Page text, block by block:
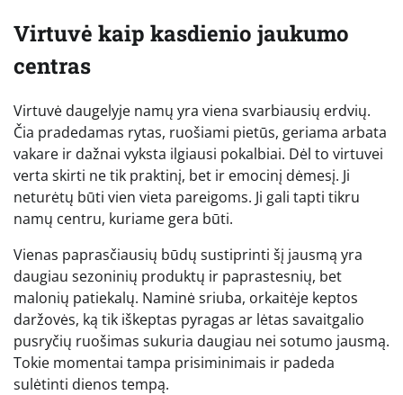
Virtuvė kaip kasdienio jaukumo
centras
Virtuvė daugelyje namų yra viena svarbiausių erdvių.
Čia pradedamas rytas, ruošiami pietūs, geriama arbata
vakare ir dažnai vyksta ilgiausi pokalbiai. Dėl to virtuvei
verta skirti ne tik praktinį, bet ir emocinį dėmesį. Ji
neturėtų būti vien vieta pareigoms. Ji gali tapti tikru
namų centru, kuriame gera būti.
Vienas paprasčiausių būdų sustiprinti šį jausmą yra
daugiau sezoninių produktų ir paprastesnių, bet
malonių patiekalų. Naminė sriuba, orkaitėje keptos
daržovės, ką tik iškeptas pyragas ar lėtas savaitgalio
pusryčių ruošimas sukuria daugiau nei sotumo jausmą.
Tokie momentai tampa prisiminimais ir padeda
sulėtinti dienos tempą.